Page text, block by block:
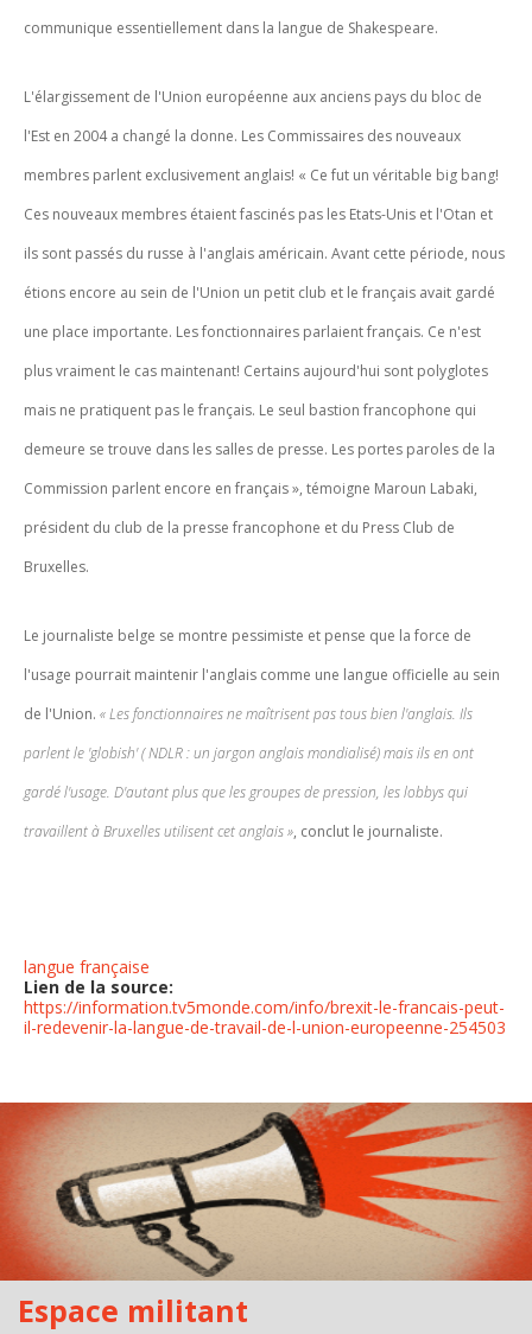
communique essentiellement dans la langue de Shakespeare.
L'élargissement de l'Union européenne aux anciens pays du bloc de
l'Est en 2004 a changé la donne. Les Commissaires des nouveaux
membres parlent exclusivement anglais! « Ce fut un véritable big bang!
Ces nouveaux membres étaient fascinés pas les Etats-Unis et l'Otan et
ils sont passés du russe à l'anglais américain. Avant cette période, nous
étions encore au sein de l'Union un petit club et le français avait gardé
une place importante. Les fonctionnaires parlaient français. Ce n'est
plus vraiment le cas maintenant! Certains aujourd'hui sont polyglotes
mais ne pratiquent pas le français. Le seul bastion francophone qui
demeure se trouve dans les salles de presse. Les portes paroles de la
Commission parlent encore en français», témoigne Maroun Labaki,
président du club de la presse francophone et du Press Club de
Bruxelles.
Le journaliste belge se montre pessimiste et pense que la force de
l'usage pourrait maintenir l'anglais comme une langue officielle au sein
de l'Union. «Les fonctionnaires ne maîtrisent pas tous bien l'anglais. Ils
parlent le 'globish' ( NDLR : un jargon anglais mondialisé) mais ils en ont
gardé l'usage. D'autant plus que les groupes de pression, les lobbys qui
travaillent à Bruxelles utilisent cet anglais», conclut le journaliste.
langue française
Lien de la source:
https://information.tv5monde.com/info/brexit-le-francais-peut-
il-redevenir-la-langue-de-travail-de-l-union-europeenne-254503
Espace militant